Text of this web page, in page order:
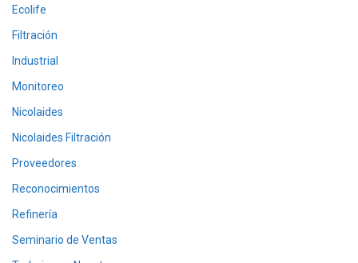
Ecolife
Filtración
Industrial
Monitoreo
Nicolaides
Nicolaides Filtración
Proveedores
Reconocimientos
Refinería
Seminario de Ventas